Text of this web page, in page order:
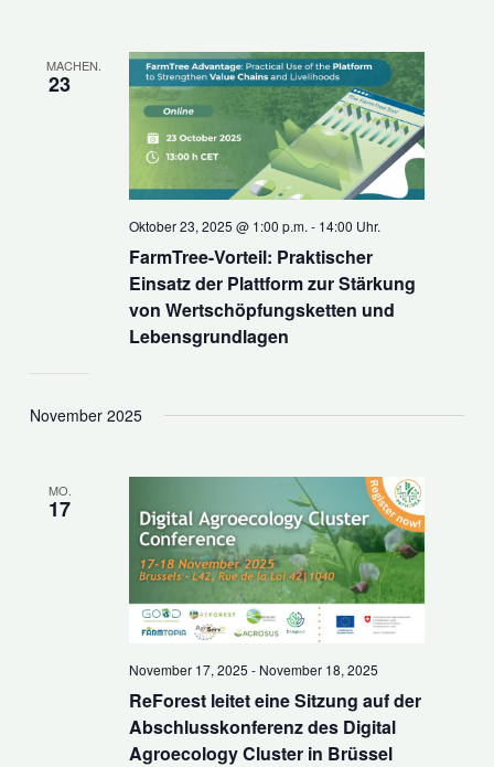
MACHEN.
23
FarmTree-Vorteil: Praktischer
Einsatz der Plattform zur Stärkung
von Wertschöpfungsketten und
Lebensgrundlagen
Oktober 23, 2025 @ 1:00 p.m. - 14:00 Uhr.
November 2025
MO.
17
ReForest leitet eine Sitzung auf der
Abschlusskonferenz des Digital
Agroecology Cluster in Brüssel
November 17, 2025 - November 18, 2025